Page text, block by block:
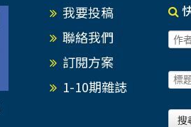
我要投稿
聯絡我們
訂閱方案
1-10期雜誌